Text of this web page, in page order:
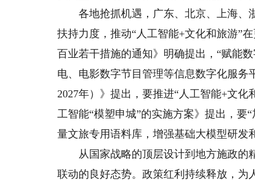
各地抢抓机遇，广东、北京、上海、
扶持力度，推动“人工智能+文化和旅游”
百业若干措施的通知》明确提出，“赋能
电、电影数字节目管理等信息数字化服务
2027年）》提出，要推进“人工智能+文
工智能“模塑申城”的实施方案》提出，要
量文旅专用语料库，增强基础大模型研发
从国家战略的顶层设计到地方施政的
联动的良好态势。政策红利持续释放，